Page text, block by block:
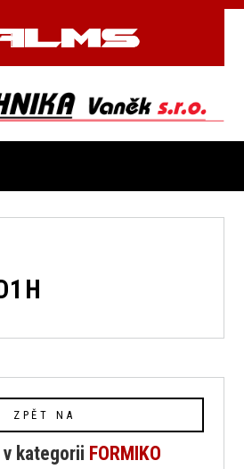
ZPĚT NA
kategorii FORMIKO